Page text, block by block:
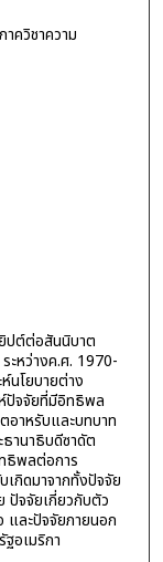
วิชาความ
ปต์ต่อสันนิบาต
ะหว่างค.ศ. 1970-
นโยบายต่าง
ปัจจัยที่มีอิทธิพล
าหรับและบทบาท
านาธิบดีซาดัต
ธิพลต่อการ
กิดมาจากทั้งปัจจัย
ปัจจัยเกี่ยวกับตัว
และปัจจัยภายนอก
อเมริกา